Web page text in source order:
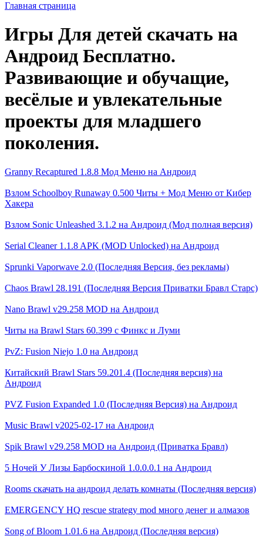
Главная страница
Игры Для детей скачать на
Андроид Бесплатно.
Развивающие и обучащие,
весёлые и увлекательные
проекты для младшего
поколения.
Granny Recaptured 1.8.8 Мод Меню на Андроид
Взлом Schoolboy Runaway 0.500 Читы + Мод Меню от Кибер
Хакера
Взлом Sonic Unleashed 3.1.2 на Андроид (Мод полная версия)
Serial Cleaner 1.1.8 APK (MOD Unlocked) на Андроид
Sprunki Vaporwave 2.0 (Последняя Версия, без рекламы)
Chaos Brawl 28.191 (Последняя Версия Приватки Бравл Старс)
Nano Brawl v29.258 MOD на Андроид
Читы на Brawl Stars 60.399 с Финкс и Луми
PvZ: Fusion Niejo 1.0 на Андроид
Китайский Brawl Stars 59.201.4 (Последняя версия) на
Андроид
PVZ Fusion Expanded 1.0 (Последняя Версия) на Андроид
Music Brawl v2025-02-17 на Андроид
Spik Brawl v29.258 MOD на Андроид (Приватка Бравл)
5 Ночей У Лизы Барбоскиной 1.0.0.0.1 на Андроид
Rooms скачать на андроид делать комнаты (Последняя версия)
EMERGENCY HQ rescue strategy mod много денег и алмазов
Song of Bloom 1.01.6 на Андроид (Последняя версия)